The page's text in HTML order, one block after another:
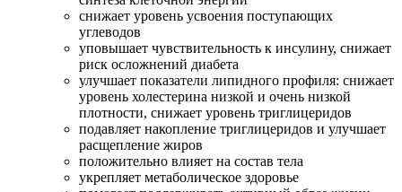
снижает уровень усвоения поступающих
углеводов
уповышает чувствительность к инсулину, снижает
риск осложнений диабета
улучшает показатели липидного профиля: снижает
уровень холестерина низкой и очень низкой
плотности, снижает уровень триглицеридов
подавляет накопление триглицеридов и улучшает
расщепление жиров
положительно влияет на состав тела
укрепляет метаболическое здоровье